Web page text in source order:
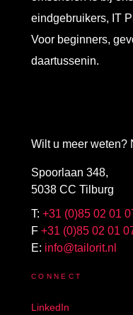
Wilt u meer weten?
Spoorlaan 348,
5038 CC Tilburg
T: +31 (0)85 02 01
F +31 (0)85 02 01
E: info@tailorit.nl
CONNECT
LinkedIn
eindgebruikers, IT
Voor beginners,
daartussenin.